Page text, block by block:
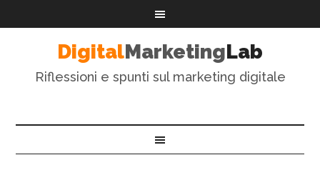
DigitalMarketingLab
Riflessioni e spunti sul marketing digitale